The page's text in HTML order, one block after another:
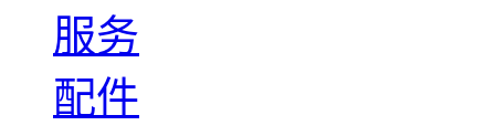
服务
配件